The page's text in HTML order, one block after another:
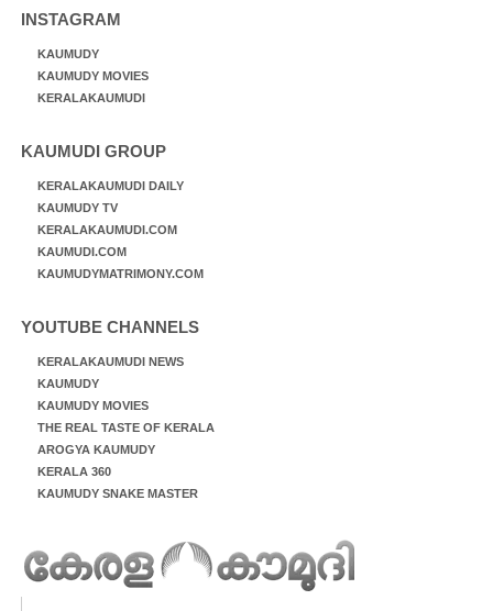
INSTAGRAM
KAUMUDY
KAUMUDY MOVIES
KERALAKAUMUDI
KAUMUDI GROUP
KERALAKAUMUDI DAILY
KAUMUDY TV
KERALAKAUMUDI.COM
KAUMUDI.COM
KAUMUDYMATRIMONY.COM
YOUTUBE CHANNELS
KERALAKAUMUDI NEWS
KAUMUDY
KAUMUDY MOVIES
THE REAL TASTE OF KERALA
AROGYA KAUMUDY
KERALA 360
KAUMUDY SNAKE MASTER